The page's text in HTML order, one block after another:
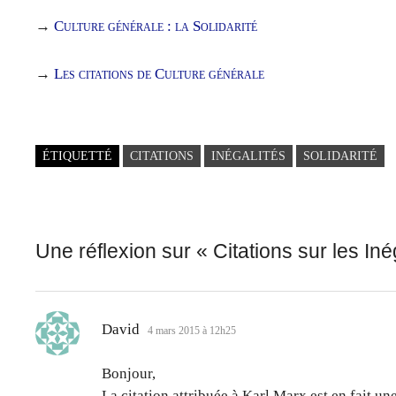
→Culture générale : la Solidarité
→Les citations de Culture générale
ÉTIQUETTÉ CITATIONS INÉGALITÉS SOLIDARITÉ
Une réflexion sur « Citations sur les
David dit :
4 mars 2015 à 12h25
Bonjour,